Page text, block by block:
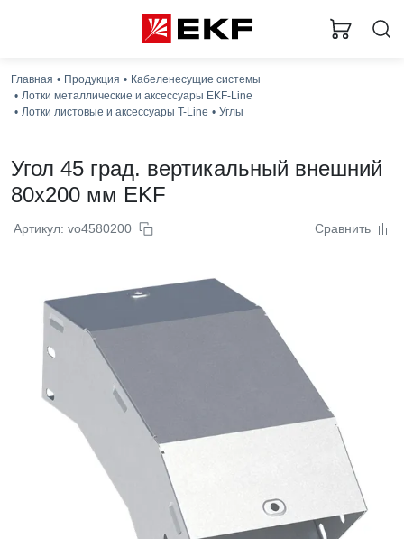
Главная Продукция
Кабеленесущие системы
Лотки металлические и аксессуары EKF-Line
Лотки листовые и аксессуары T-Line
Углы
Угол 45 град. вертикальный внешний
80x200 мм EKF
Артикул: vo4580200 Сравнить